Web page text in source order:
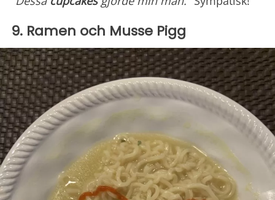
9. Ramen och Musse Pigg